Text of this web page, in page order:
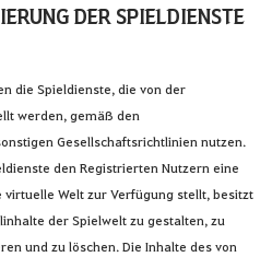
DER SPIELDIENSTE
die Spieldienste, die von der
werden, gemäß den
Gesellschaftsrichtlinien nutzen.
den Registrierten Nutzern eine
Welt zur Verfügung stellt, besitzt
der Spielwelt zu gestalten, zu
und zu löschen. Die Inhalte des von